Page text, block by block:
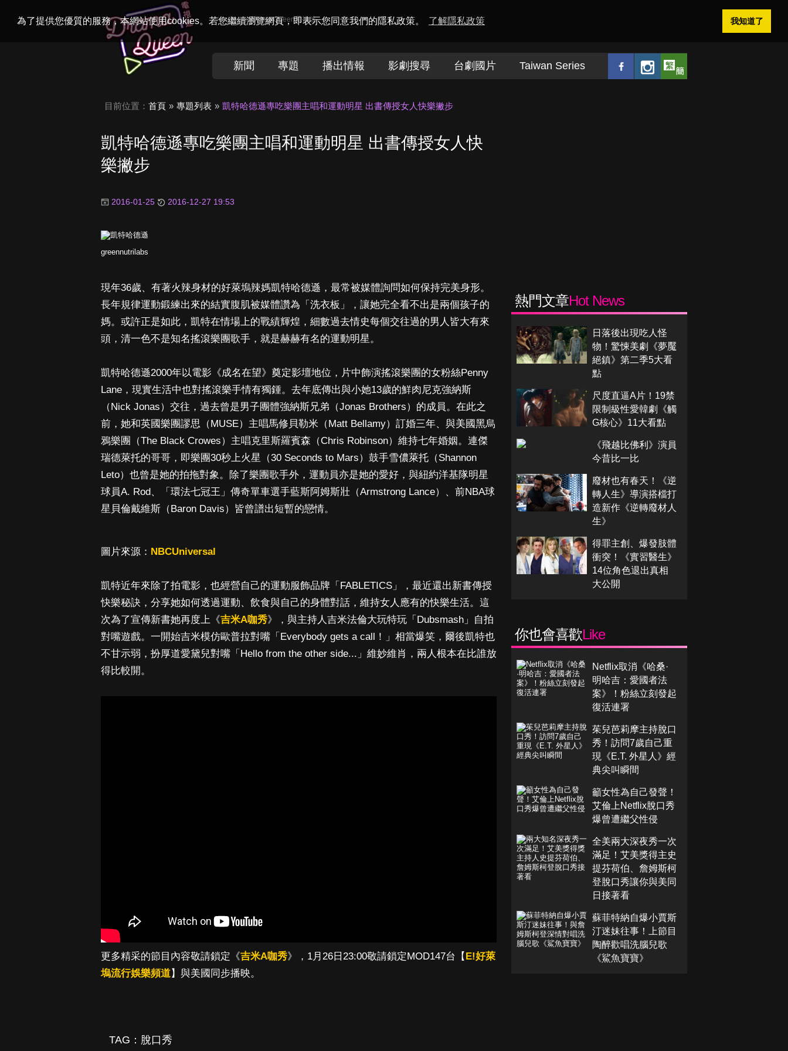
為了提供您優質的服務，本網站使用cookies。若您繼續瀏覽網頁，即表示您同意我們的隱私政策。 了解隱私政策 我知道了
Welcome toDramaQueen電視迷
新聞 專題 播出情報 影劇搜尋 台劇國片 Taiwan Series
目前位置： 首頁 專題列表 凱特哈德遜專吃樂團主唱和運動明星 出書傳授女人快樂撇步
凱特哈德遜專吃樂團主唱和運動明星 出書傳授女人快
樂撇步
2016-01-25 2016-12-27 19:53
greennutrilabs
現年36歲、有著火辣身材的好萊塢辣媽凱特哈德遜，最常被媒體詢問如何保持完美身形。
長年規律運動鍛練出來的結實腹肌被媒體讚為「洗衣板」，讓她完全看不出是兩個孩子的
媽。或許正是如此，凱特在情場上的戰績輝煌，細數過去情史每個交往過的男人皆大有來
頭，清一色不是知名搖滾樂團歌手，就是赫赫有名的運動明星。
凱特哈德遜2000年以電影《成名在望》奠定影壇地位，片中飾演搖滾樂團的女粉絲Penny
Lane，現實生活中也對搖滾樂手情有獨鍾。去年底傳出與小她13歲的鮮肉尼克強納斯
（Nick Jonas）交往，過去曾是男子團體強納斯兄弟（Jonas Brothers）的成員。在此之
前，她和英國樂團謬思（MUSE）主唱馬修貝勒米（Matt Bellamy）訂婚三年、與美國黑烏
鴉樂團（The Black Crowes）主唱克里斯羅賓森（Chris Robinson）維持七年婚姻。連傑
瑞德萊托的哥哥，即樂團30秒上火星（30 Seconds to Mars）鼓手雪儂萊托（Shannon
Leto）也曾是她的拍拖對象。除了樂團歌手外，運動員亦是她的愛好，與紐約洋基隊明星
球員A. Rod、「環法七冠王」傳奇單車選手藍斯阿姆斯壯（Armstrong Lance）、前NBA球
星貝倫戴維斯（Baron Davis）皆曾譜出短暫的戀情。
圖片來源： NBCUniversal
凱特近年來除了拍電影，也經營自己的運動服飾品牌「FABLETICS」，最近還出新書傳授
快樂秘訣，分享她如何透過運動、飲食與自己的身體對話，維持女人應有的快樂生活。這
次為了宣傳新書她再度上《吉米A咖秀》，與主持人吉米法倫大玩特玩「Dubsmash」自拍
對嘴遊戲。一開始吉米模仿歐普拉對嘴「Everybody gets a call！」相當爆笑，爾後凱特也
不甘示弱，扮厚道愛黛兒對嘴「Hello from the other side...」維妙維肖，兩人根本在比誰放
得比較開。
更多精采的節目內容敬請鎖定《吉米A咖秀》，1月26日23:00敬請鎖定MOD147台【 E!好萊
塢流行娛樂頻道】與美國同步播映。
TAG： 脫口秀
熱門文章Hot News
日落後出現吃人怪
物！驚悚美劇《夢魘
絕鎮》第二季5大看
點
尺度直逼A片！19禁
限制級性愛韓劇《觸
G核心》11大看點
《飛越比佛利》演員
今昔比一比
廢材也有春天！《逆
轉人生》導演搭檔打
造新作《逆轉廢材人
生》
得罪主創、爆發肢體
衝突！《實習醫生》
14位角色退出真相
大公開
你也會喜歡Like
Netflix取消《哈桑·
明哈吉：愛國者法
案》！粉絲立刻發起
復活連署
茱兒芭莉摩主持脫口
秀！訪問7歲自己重
現《E.T. 外星人》經
典尖叫瞬間
籲女性為自己發聲！
艾倫上Netflix脫口秀
爆曾遭繼父性侵
全美兩大深夜秀一次
滿足！艾美獎得主史
提芬荷伯、詹姆斯柯
登脫口秀讓你與美同
日接著看
蘇菲特納自爆小賈斯
汀迷妹往事！上節目
陶醉歡唱洗腦兒歌
《鯊魚寶寶》